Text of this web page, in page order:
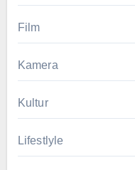
Film
Kamera
Kultur
Lifestlyle